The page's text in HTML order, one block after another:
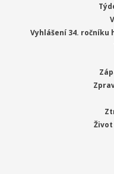
Vyhlášení 34. ročníku